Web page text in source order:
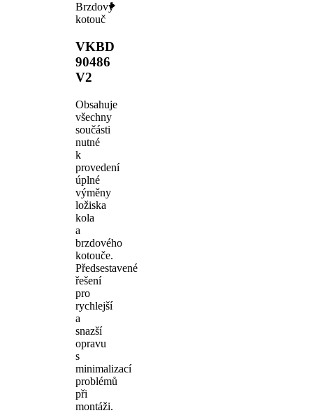
Brzdový
kotouč
VKBD
90486
V2
Obsahuje
všechny
součásti
nutné
k
provedení
úplné
výměny
ložiska
kola
a
brzdového
kotouče.
Předsestavené
řešení
pro
rychlejší
a
snazší
opravu
s
minimalizací
problémů
při
montáži.